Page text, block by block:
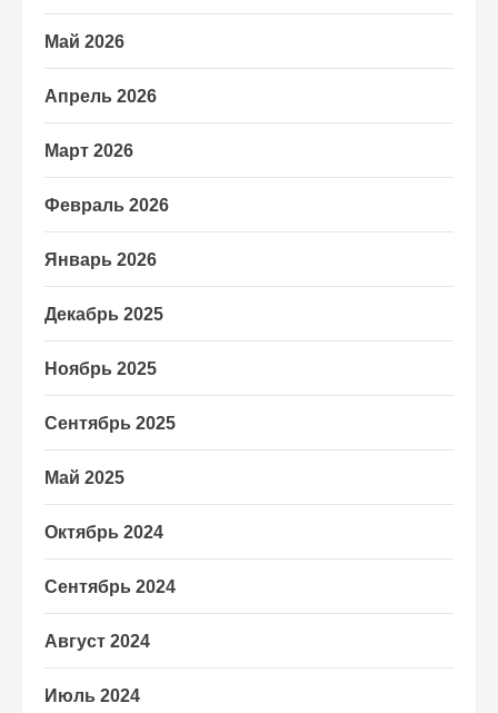
Май 2026
Апрель 2026
Март 2026
Февраль 2026
Январь 2026
Декабрь 2025
Ноябрь 2025
Сентябрь 2025
Май 2025
Октябрь 2024
Сентябрь 2024
Август 2024
Июль 2024